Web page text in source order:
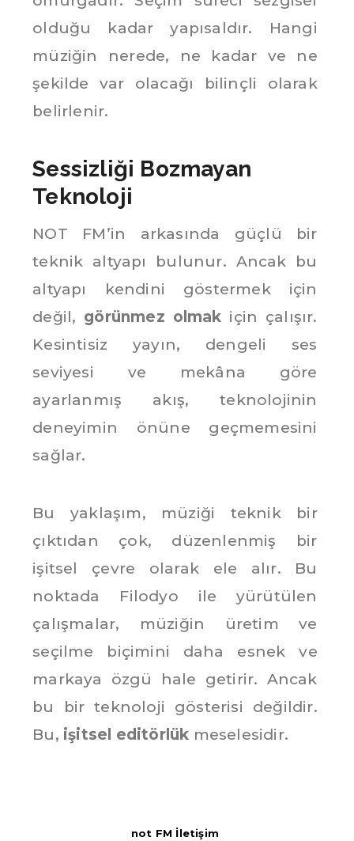
olduğu kadar yapısaldır. Hangi
müziğin nerede, ne kadar ve ne
şekilde var olacağı bilinçli olarak
belirlenir.
Sessizliği Bozmayan
Teknoloji
NOT FM’in arkasında güçlü bir
teknik altyapı bulunur. Ancak bu
altyapı kendini göstermek için
değil, görünmez olmak için çalışır.
Kesintisiz yayın, dengeli ses
seviyesi ve mekâna göre
ayarlanmış akış, teknolojinin
deneyimin önüne geçmemesini
sağlar.
Bu yaklaşım, müziği teknik bir
çıktıdan çok, düzenlenmiş bir
işitsel çevre olarak ele alır. Bu
noktada Filodyo ile yürütülen
çalışmalar, müziğin üretim ve
seçilme biçimini daha esnek ve
markaya özgü hale getirir. Ancak
bu bir teknoloji gösterisi değildir.
Bu, işitsel editörlük meselesidir.
not FM İletişim